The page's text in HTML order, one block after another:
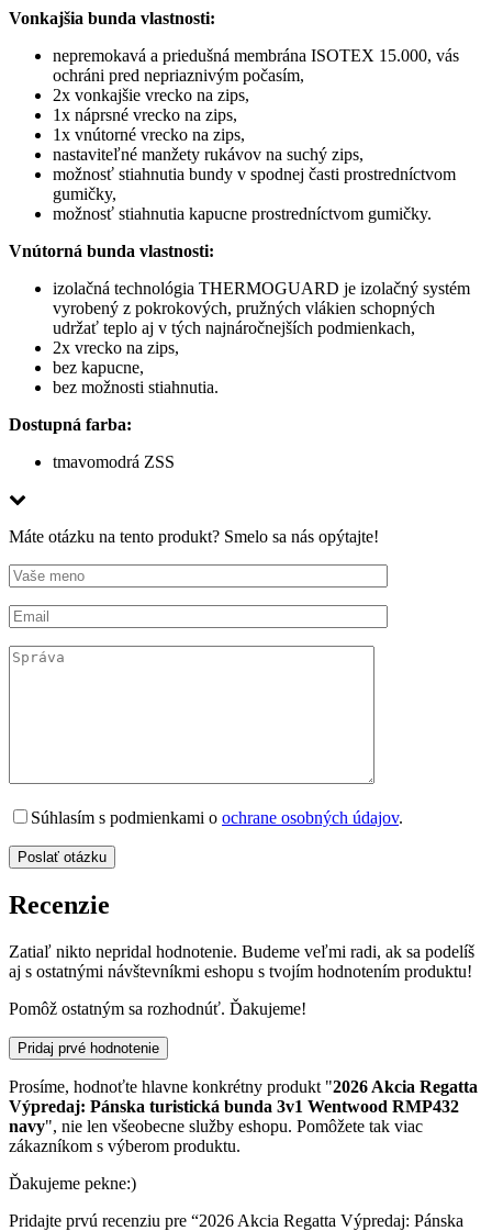
Vonkajšia bunda vlastnosti:
nepremokavá a priedušná membrána ISOTEX 15.000, vás
ochráni pred nepriaznivým počasím,
2x vonkajšie vrecko na zips,
1x náprsné vrecko na zips,
1x vnútorné vrecko na zips,
nastaviteľné manžety rukávov na suchý zips,
možnosť stiahnutia bundy v spodnej časti prostredníctvom
gumičky,
možnosť stiahnutia kapucne prostredníctvom gumičky.
Vnútorná bunda vlastnosti:
izolačná technológia THERMOGUARD je izolačný systém
vyrobený z pokrokových, pružných vlákien schopných
udržať teplo aj v tých najnáročnejších podmienkach,
2x vrecko na zips,
bez kapucne,
bez možnosti stiahnutia.
Dostupná farba:
tmavomodrá ZSS
Máte otázku na tento produkt? Smelo sa nás opýtajte!
Súhlasím s podmienkami o ochrane osobných údajov.
Recenzie
Zatiaľ nikto nepridal hodnotenie. Budeme veľmi radi, ak sa podelíš
aj s ostatnými návštevníkmi eshopu s tvojím hodnotením produktu!
Pomôž ostatným sa rozhodnúť. Ďakujeme!
Pridaj prvé hodnotenie
Prosíme, hodnoťte hlavne konkrétny produkt "2026 Akcia Regatta
Výpredaj: Pánska turistická bunda 3v1 Wentwood RMP432
navy", nie len všeobecne služby eshopu. Pomôžete tak viac
zákazníkom s výberom produktu.
Ďakujeme pekne:)
Pridajte prvú recenziu pre “2026 Akcia Regatta Výpredaj: Pánska